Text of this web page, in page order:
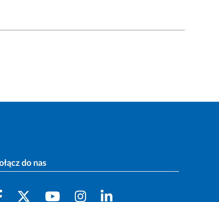
do nas